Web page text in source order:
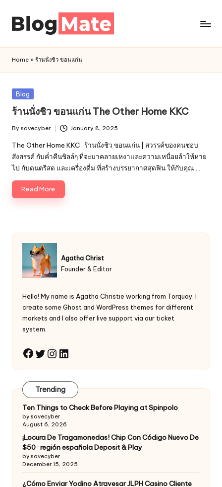
n
y
t
i
c
r
e
d
Home » ร้านนั่งชิว ขอนแก่น
Posted
in
Blog
ร้านนั่งชิว ขอนแก่น The Other Home KKC
Posted
by
By savecyber January 8, 2025
The Other Home KKC ร้านนั่งชิว ขอนแก่น | สวรรค์ของคนชอบ
สังสรรค์ กับค่ำคืนชิลล์ๆ ที่จะมาคลายเหงาและความเหนื่อยล้าให้หาย
ไป กับดนตรีสด และเครื่องดื่ม ที่สร้างบรรยากาศสุดฟิน ให้กับคุณ …
Read More
Agatha Christ
Founder & Editor
Hello! My name is Agatha Christie working from Torquay. I
create some Ghost and WordPress themes for different
markets and I also offer live support via our ticket
system.
Facebook
Twitter
Instagram
LinkedIn
Trending
Ten Things to Check Before Playing at Spinpolo
by savecyber
August 6, 2026
¡Locura De Tragamonedas! Chip Con Código Nuevo De
$50 · región española Deposit & Play
by savecyber
December 15, 2025
¿Cómo Enviar Yodino Atravesar JLPH Casino Cliente